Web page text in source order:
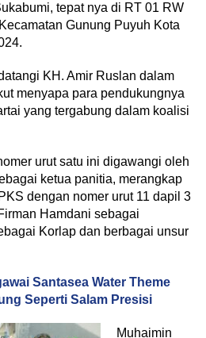
tepat nya di RT 01 RW
Gunung Puyuh Kota
KH. Amir Ruslan dalam
menyapa para pendukungnya
yang tergabung dalam koalisi
urut satu ini digawangi oleh
ketua panitia, merangkap
dengan nomer urut 11 dapil 3
Hamdani sebagai
Korlap dan berbagai unsur
Santasea Water Theme
Seperti Salam Presisi
Muhaimin